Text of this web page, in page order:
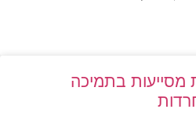
מסייעות בתמיכה